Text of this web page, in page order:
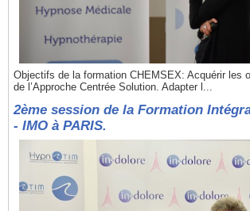
Objectifs de la formation CHEMSEX: Acquérir les
de l’Approche Centrée Solution. Adapter l...
2ème session de la Formation
- IMO à PARIS.